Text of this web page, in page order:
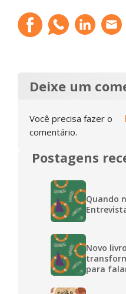
Deixe um
Você precisa fazer o
comentário.
Postagens
Quando
Novo
para